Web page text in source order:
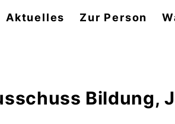
Aktuelles Zur Person
Bildung,